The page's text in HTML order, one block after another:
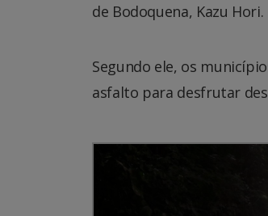
de Bodoquena, Kazu Hori.
Segundo ele, os
asfalto para desfrutar